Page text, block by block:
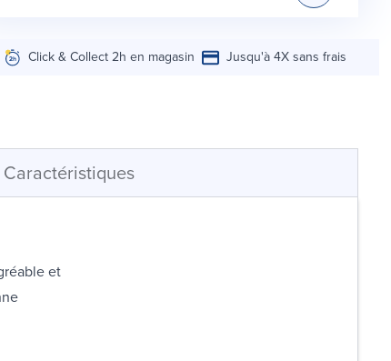
Click & Collect 2h en magasin Jusqu'à 4X sans frais
Caractéristiques
et